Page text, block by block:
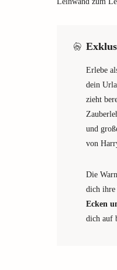
Erlebe
dein
zieht
und
von
Die
dich ihre
Ecken
dich auf